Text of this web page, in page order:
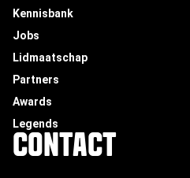
Kennisbank
Jobs
Lidmaatschap
Partners
Awards
Legends
CONTACT